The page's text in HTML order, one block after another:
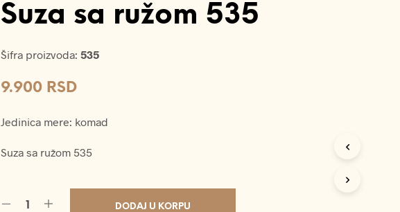
Suza sa ružom 535
Šifra proizvoda:535
9.900 RSD
Jedinica mere: komad
Suza sa ružom 535
DODAJ U KORPU